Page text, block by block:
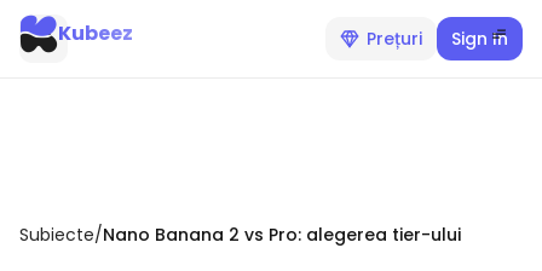
Prețuri Sign In
Kubeez
Subiecte/Nano Banana 2 vs Pro: alegerea tier-ului